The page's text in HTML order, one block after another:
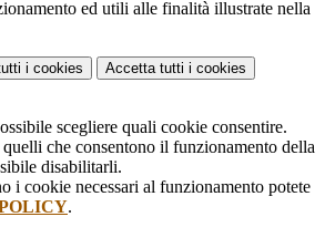
ed utili alle finalità illustrate nella
i cookies Accetta tutti i cookies
scegliere quali cookie consentire.
che consentono il funzionamento della
disabilitarli.
i cookie necessari al funzionamento potete
.